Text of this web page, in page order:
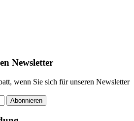
Newsletter
wenn Sie sich für unseren Newsletter
Abonnieren